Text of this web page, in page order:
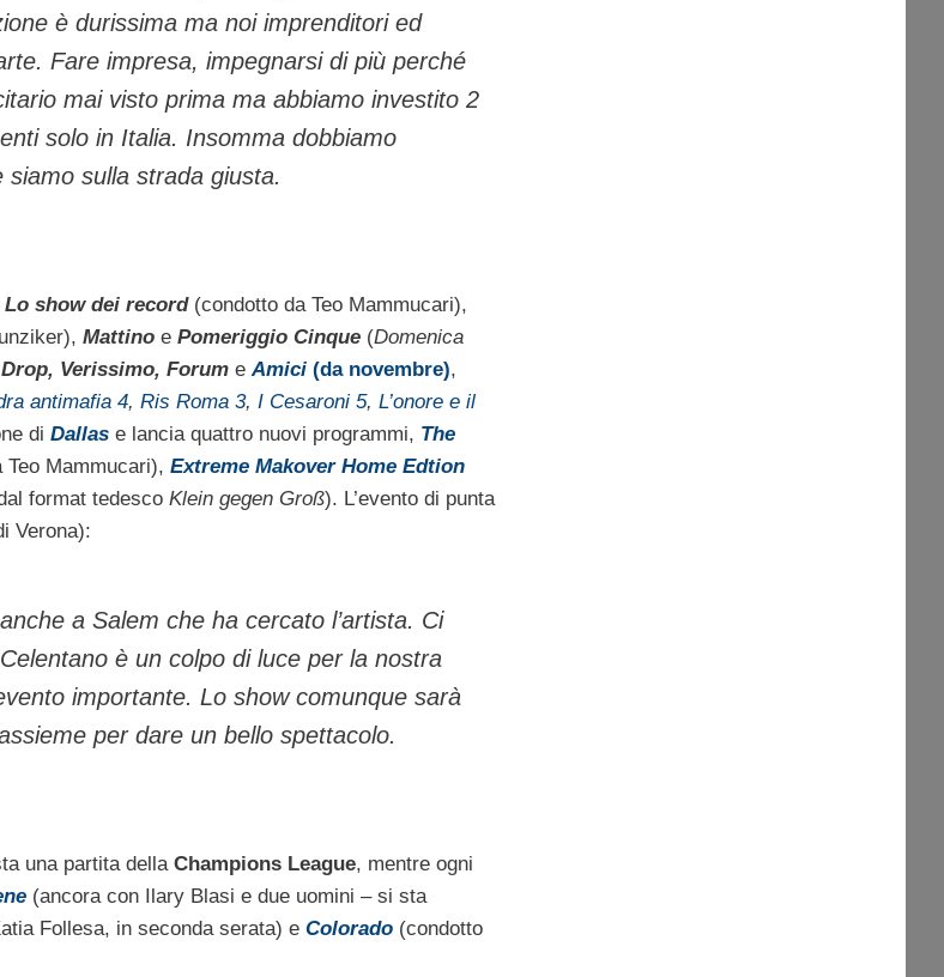
è durissima ma noi imprenditori ed
Fare impresa, impegnarsi di più perché
mai visto prima ma abbiamo investito 2
solo in Italia. Insomma dobbiamo
sulla strada giusta.
Lo show dei record(condotto da Teo Mammucari),
Mattino e Pomeriggio Cinque (Domenica
Verissimo, Forum eAmici (da novembre),
antimafia 4, Ris Roma 3, I Cesaroni 5, L’onore e il
di Dallas e lancia quattro nuovi programmi, The
Teo Mammucari), Extreme Makover Home Edtion
format tedesco Klein gegen Groß). L’evento di punta
Verona):
a Salem che ha cercato l’artista. Ci
è un colpo di luce per la nostra
importante. Lo show comunque sarà
per dare un bello spettacolo.
una partita della Champions League, mentre ogni
(ancora con Ilary Blasi e due uomini – si sta
Follesa, in seconda serata) e Colorado (condotto